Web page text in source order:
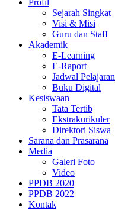
Profil
Sejarah Singkat
Visi & Misi
Guru dan Staff
Akademik
E-Learning
E-Raport
Jadwal Pelajaran
Buku Digital
Kesiswaan
Tata Tertib
Ekstrakurikuler
Direktori Siswa
Sarana dan Prasarana
Media
Galeri Foto
Video
PPDB 2020
PPDB 2022
Kontak